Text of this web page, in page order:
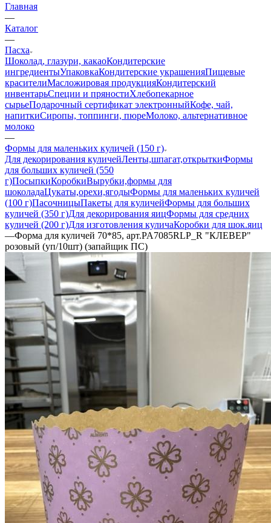
Главная
—
Каталог
—
Пасха
Шоколад, глазури, какаоКондитерские
ингредиентыУпаковкаКондитерские украшенияПищевые
красителиМасложировая продукцияКондитерский
инвентарьСпеции и пряностиХлебопекарное
сырьеПодарочный сертификат электронныйКофе, чай,
напиткиСиропы, топпинги, пюреМолоко, альтернативное
молоко
—
Формы для маленьких куличей (150 г)
Для декорирования куличейЛенты,шпагат,открыткиФормы
для больших куличей (550
г)ПосыпкиКоробкиВырубки,формы для
шоколадаЦукаты,орехи,ягодыФормы для маленьких куличей
(100 г)ПасочницыПакеты для куличейФормы для больших
куличей (350 г)Для декорирования яицФормы для средних
куличей (200 г)Для изготовления куличаКоробки для шок.яиц
—Форма для куличей 70*85, арт.PA7085RLP_R "КЛЕВЕР"
розовый (уп/10шт) (запайщик ПС)